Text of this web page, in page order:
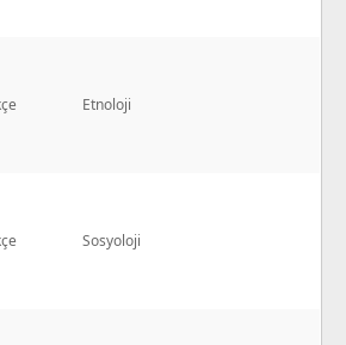
Etnoloji
Sosyoloji